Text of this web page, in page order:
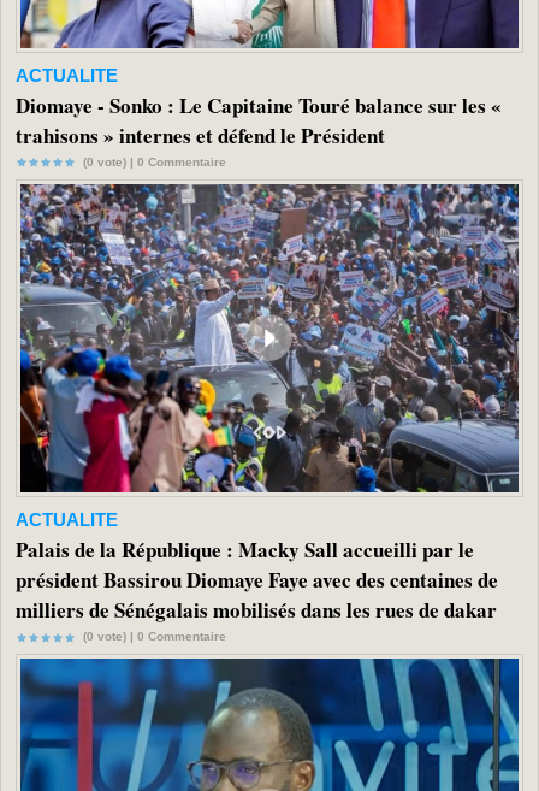
ACTUALITE
Diomaye - Sonko : Le Capitaine Touré balance sur les «
trahisons » internes et défend le Président
(0 vote) | 0 Commentaire
ACTUALITE
Palais de la République : Macky Sall accueilli par le
président Bassirou Diomaye Faye avec des centaines de
milliers de Sénégalais mobilisés dans les rues de dakar
(0 vote) | 0 Commentaire